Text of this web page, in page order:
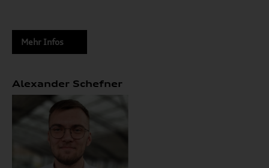
Mehr Infos
Alexander Schefner